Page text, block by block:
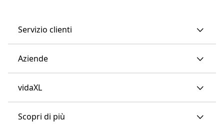
Servizio clienti
Aziende
vidaXL
Scopri di più